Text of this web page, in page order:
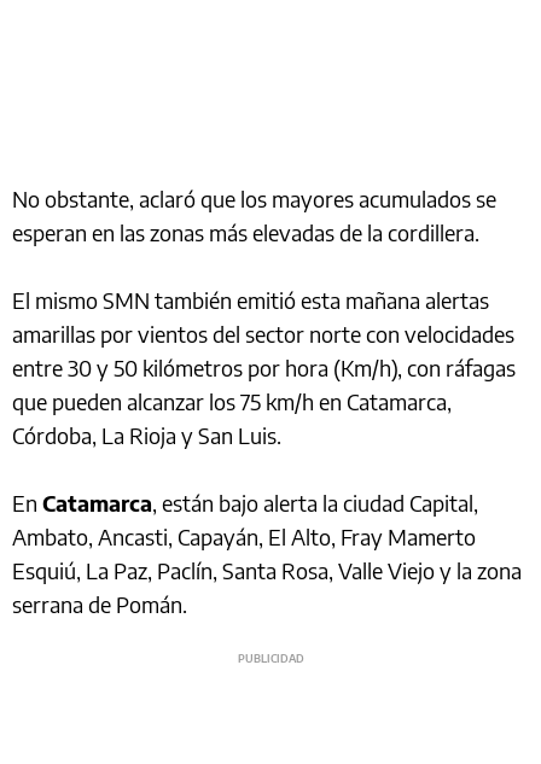
No obstante, aclaró que los mayores acumulados se
esperan en las zonas más elevadas de la cordillera.
El mismo SMN también emitió esta mañana alertas
amarillas por vientos del sector norte con velocidades
entre 30 y 50 kilómetros por hora (Km/h), con ráfagas
que pueden alcanzar los 75 km/h en Catamarca,
Córdoba, La Rioja y San Luis.
En Catamarca, están bajo alerta la ciudad Capital,
Ambato, Ancasti, Capayán, El Alto, Fray Mamerto
Esquiú, La Paz, Paclín, Santa Rosa, Valle Viejo y la zona
serrana de Pomán.